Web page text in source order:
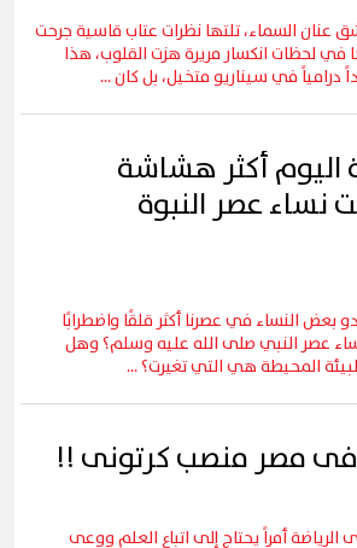
السماء، تلتها نظرات عتاب قاسية جرحت
في لحظات انكسار مريرة هزت القلوب، هذا
درامياً في سيناريو متخيل، بل كان ...
اليوم أكثر هشاشة
نساء عصر النبوة
بعض النساء في عصرنا أكثر قلقًا واضطرابًا
عصر النبي صلى الله عليه وسلم؟ وهل
المحيطة هي التي تغيرت؟ ...
فى مصر منصب كرتونى !!
الرياضة أمراً يحتاج إلى اتباع العلم ووعى